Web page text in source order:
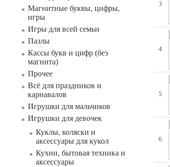
Магнитные буквы, цифры,
игры
Игры для всей семьи
Пазлы
Кассы букв и цифр (без
магнита)
Прочее
Всё для праздников и
карнавалов
Игрушки для мальчиков
Игрушки для девочек
Куклы, коляски и
аксессуары для кукол
Кухни, бытовая техника и
аксессуары
3
4
5
6